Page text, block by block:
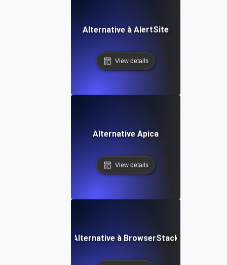
Alternative à AlertSite
View details
Alternative Apica
View details
Alternative à BrowserStack